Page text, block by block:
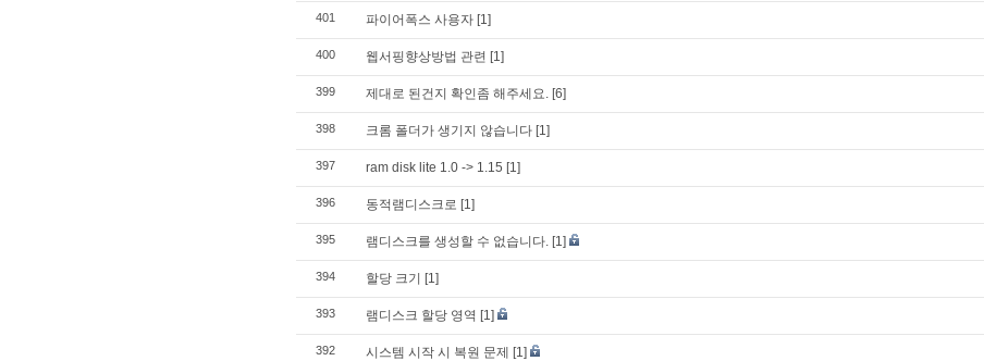
401 파이어폭스 사용자 [1]
400 웹서핑향상방법 관련 [1]
399 제대로 된건지 확인좀 해주세요. [6]
398 크롬 폴더가 생기지 않습니다 [1]
397 ram disk lite 1.0 -> 1.15 [1]
396 동적램디스크로 [1]
395 램디스크를 생성할 수 없습니다. [1]
394 할당 크기 [1]
393 램디스크 할당 영역 [1]
392 시스템 시작 시 복원 문제 [1]